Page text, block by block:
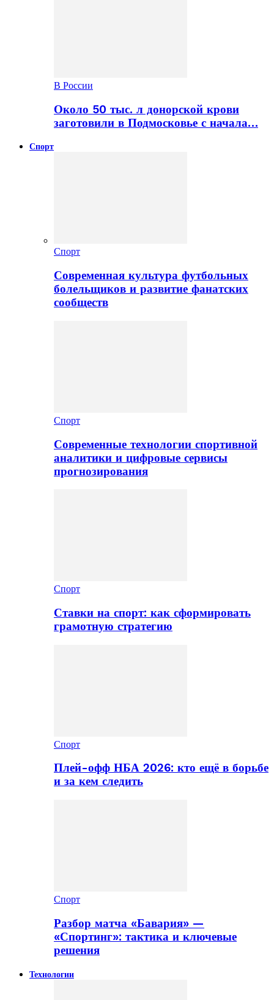
В России
Около 50 тыс. л донорской крови
заготовили в Подмосковье с начала…
Спорт
Спорт
Современная культура футбольных
болельщиков и развитие фанатских
сообществ
Спорт
Современные технологии спортивной
аналитики и цифровые сервисы
прогнозирования
Спорт
Ставки на спорт: как сформировать
грамотную стратегию
Спорт
Плей-офф НБА 2026: кто ещё в борьбе
и за кем следить
Спорт
Разбор матча «Бавария» —
«Спортинг»: тактика и ключевые
решения
Технологии